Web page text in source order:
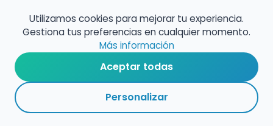
Utilizamos cookies para mejorar tu experiencia.
Gestiona tus preferencias en cualquier momento.
Más información
Aceptar todas
Personalizar